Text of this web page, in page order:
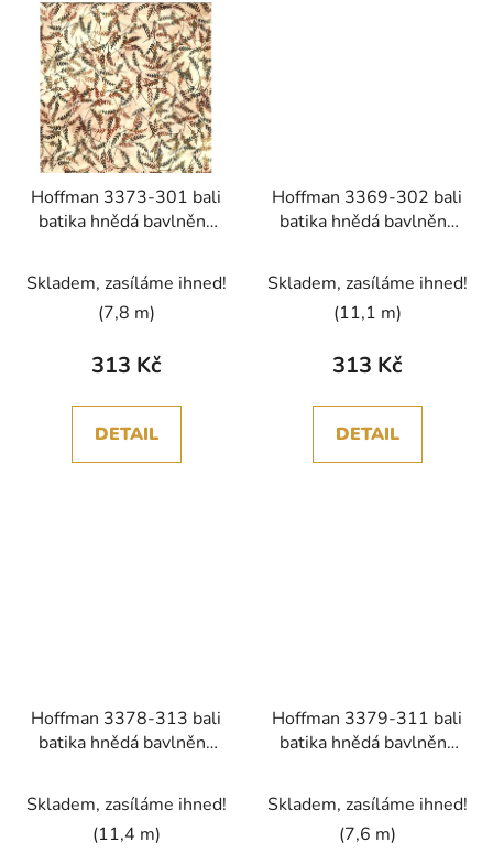
Hoffman 3373-301 bali
batika hnědá bavlněná
Skladem, zasíláme ihned!
(7,8 m)
313 Kč
DETAIL
Hoffman 3369-302 bali
batika hnědá bavlněná
Skladem, zasíláme ihned!
(11,1 m)
313 Kč
DETAIL
Hoffman 3378-313 bali
batika hnědá bavlněná
Skladem, zasíláme ihned!
(11,4 m)
Hoffman 3379-311 bali
batika hnědá bavlněná
Skladem, zasíláme ihned!
(7,6 m)